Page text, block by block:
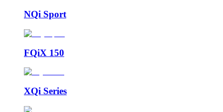
NQi Sport
FQiX 150
XQi Series